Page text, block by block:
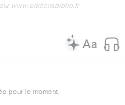
www.editionsbiblio.fr
pour le moment.